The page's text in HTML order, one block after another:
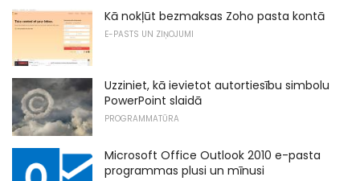
Kā nokļūt bezmaksas Zoho pasta kontā
E-PASTS UN ZIŅOJUMI
Uzziniet, kā ievietot autortiesību simbolu
PowerPoint slaidā
PROGRAMMATŪRA
Microsoft Office Outlook 2010 e-pasta
programmas plusi un mīnusi